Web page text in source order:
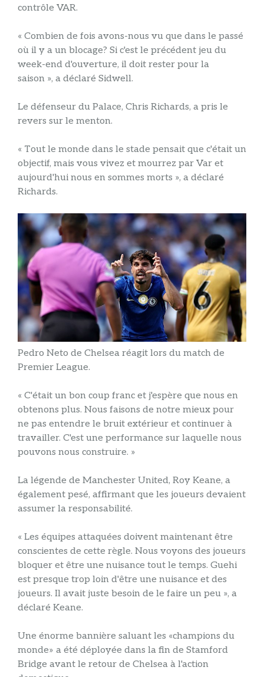
contrôle VAR.
« Combien de fois avons-nous vu que dans le passé
où il y a un blocage? Si c'est le précédent jeu du
week-end d'ouverture, il doit rester pour la
saison », a déclaré Sidwell.
Le défenseur du Palace, Chris Richards, a pris le
revers sur le menton.
« Tout le monde dans le stade pensait que c'était un
objectif, mais vous vivez et mourrez par Var et
aujourd'hui nous en sommes morts », a déclaré
Richards.
Pedro Neto de Chelsea réagit lors du match de
Premier League.
« C'était un bon coup franc et j'espère que nous en
obtenons plus. Nous faisons de notre mieux pour
ne pas entendre le bruit extérieur et continuer à
travailler. C'est une performance sur laquelle nous
pouvons nous construire. »
La légende de Manchester United, Roy Keane, a
également pesé, affirmant que les joueurs devaient
assumer la responsabilité.
« Les équipes attaquées doivent maintenant être
conscientes de cette règle. Nous voyons des joueurs
bloquer et être une nuisance tout le temps. Guehi
est presque trop loin d'être une nuisance et des
joueurs. Il avait juste besoin de le faire un peu », a
déclaré Keane.
Une énorme bannière saluant les «champions du
monde» a été déployée dans la fin de Stamford
Bridge avant le retour de Chelsea à l'action